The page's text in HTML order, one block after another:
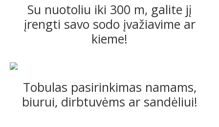
Su nuotoliu iki 300 m, galite jį
įrengti savo sodo įvažiavime ar
kieme!
Tobulas pasirinkimas namams,
biurui, dirbtuvėms ar sandėliui!